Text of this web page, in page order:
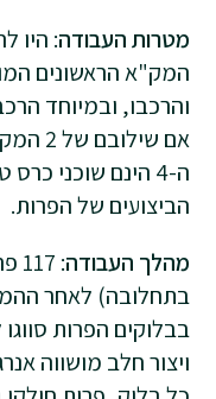
מטרות העבודה
המק"א הראשונים
והרכבו, ובמיוחד
אם
ה-4 הינם שוכני
הביצועים של הפרות.
מהלך העבודה
בתחלובה) לאחר
בבלוקים הפרות
ויצור חלב מושווה